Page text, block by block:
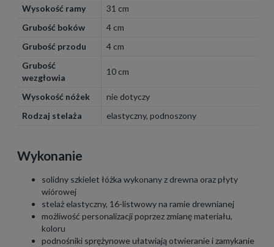
Wysokość ramy
31 cm
Grubość boków
4 cm
Grubość przodu
4 cm
Grubość
wezgłowia
10 cm
Wysokość nóżek
nie dotyczy
Rodzaj stelaża
elastyczny, podnoszony
Wykonanie
solidny szkielet łóżka wykonany z drewna oraz płyty
wiórowej
stelaż elastyczny, 16-listwowy na ramie drewnianej
możliwość personalizacji poprzez zmianę materiału,
koloru
podnośniki sprężynowe ułatwiają otwieranie i zamykanie